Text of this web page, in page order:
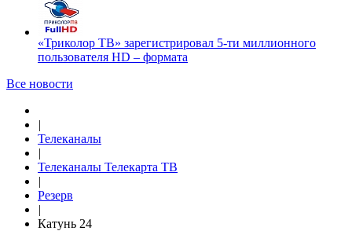
«Триколор ТВ» зарегистрировал 5-ти миллионного
пользователя HD – формата
Все новости
|
Телеканалы
|
Телеканалы Телекарта ТВ
|
Резерв
|
Катунь 24